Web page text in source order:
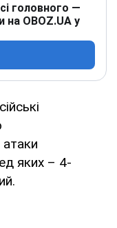
головного —
на OBOZ.UA у
яких – 4-